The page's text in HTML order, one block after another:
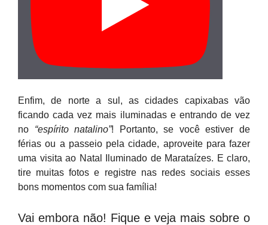
Enfim, de norte a sul, as cidades capixabas vão
ficando cada vez mais iluminadas e entrando de vez
no “espírito natalino”! Portanto, se você estiver de
férias ou a passeio pela cidade, aproveite para fazer
uma visita ao Natal Iluminado de Marataízes. E claro,
tire muitas fotos e registre nas redes sociais esses
bons momentos com sua família!
Vai embora não! Fique e veja mais sobre o